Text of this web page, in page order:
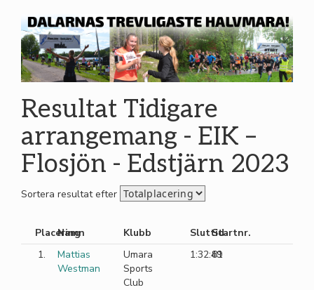
Resultat Tidigare
arrangemang - EIK –
Flosjön - Edstjärn 2023
Sortera resultat efter
Placering
Namn Klubb SluttidStartnr.
1.
Mattias
Westman
Umara
Sports
Club
1:32:49
81